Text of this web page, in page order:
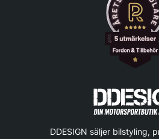
DDESIGN säljer bilstyling,